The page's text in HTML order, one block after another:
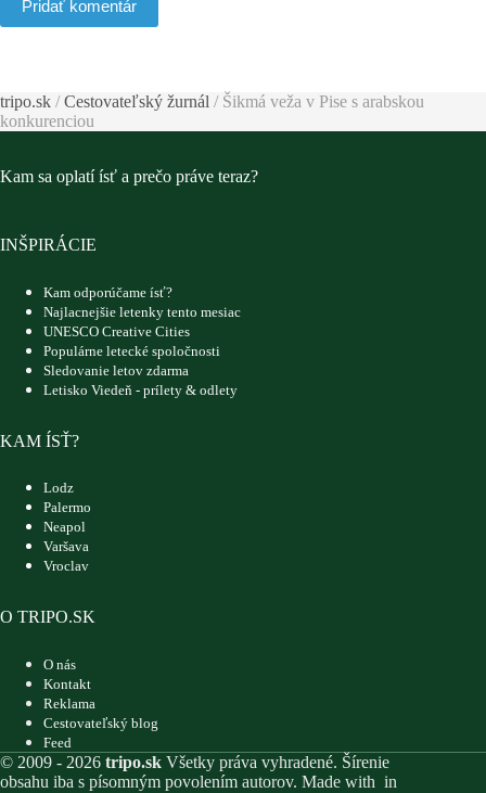
Pridať komentár
tripo.sk /Cestovateľský žurnál / Šikmá veža v Pise s arabskou
konkurenciou
Kam sa oplatí ísť a prečo práve teraz?
INŠPIRÁCIE
Kam odporúčame ísť?
Najlacnejšie letenky tento mesiac
UNESCO Creative Cities
Populárne letecké spoločnosti
Sledovanie letov zdarma
Letisko Viedeň - prílety & odlety
KAM ÍSŤ?
Lodz
Palermo
Neapol
Varšava
Vroclav
O TRIPO.SK
O nás
Kontakt
Reklama
Cestovateľský blog
Feed
© 2009 - 2026 tripo.sk Všetky práva vyhradené. Šírenie
obsahu iba s písomným povolením autorov. Made with in